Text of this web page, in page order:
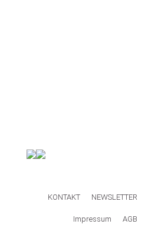
KONTAKT NEWSLETTER
Impressum AGB